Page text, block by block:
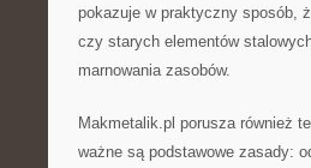
pokazuje w praktyczny sposób,
czy starych elementów
marnowania zasobów.
Makmetalik.pl porusza również
ważne są podstawowe zasady: